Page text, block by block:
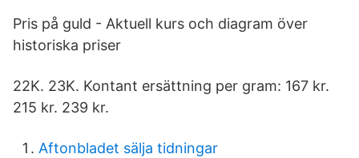
Pris på guld - Aktuell kurs och diagram över
historiska priser
22K. 23K. Kontant ersättning per gram: 167 kr.
215 kr. 239 kr.
Aftonbladet sälja tidningar